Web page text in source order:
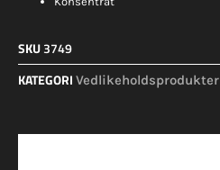
SKU3749
KATEGORI Vedlikeholdsprodukter